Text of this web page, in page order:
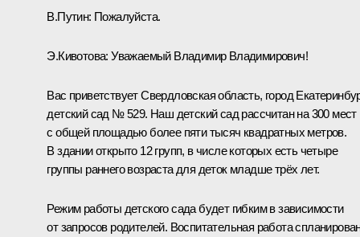
В.Путин: Пожалуйста.
Э.Кивотова: Уважаемый Владимир Владимирович!
Вас приветствует Свердловская область, город
детский сад № 529. Наш детский сад рассчитан на 300 мест
с общей площадью более пяти тысяч квадратных метров.
В здании открыто 12 групп, в числе которых есть четыре
группы раннего возраста для деток младше трёх лет.
Режим работы детского сада будет гибким в зависимости
от запросов родителей. Воспитательная работа